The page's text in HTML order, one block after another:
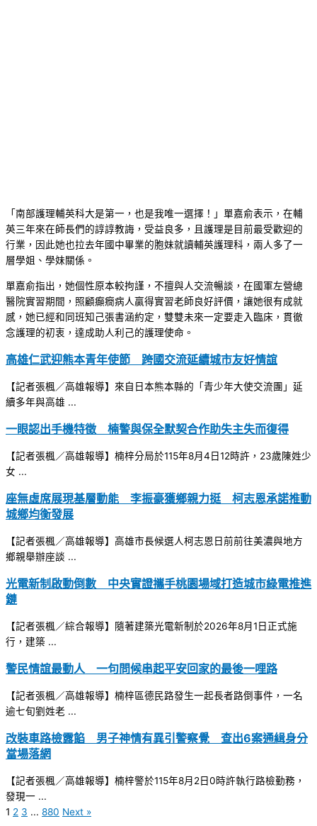
「南部護理輔英科大是第一，也是我唯一選擇！」單嘉俞表示，在輔
英三年來在師長們的諄諄教誨，受益良多，且護理是目前最受歡迎的
行業，因此她也拉去年國中畢業的胞妹就讀輔英護理科，兩人多了一
層學姐、學妹關係。
單嘉俞指出，她個性原本較拘謹，不擅與人交流暢談，在國軍左營總
醫院實習期間，照顧癲癇病人贏得實習老師良好評價，讓她很有成就
感，她已經和同班知己張書涵約定，雙雙未來一定要走入臨床，貫徹
念護理的初衷，達成助人利己的護理使命。
高雄仁武迎熊本青年使節 跨國交流延續城市友好情誼
【記者張楓／高雄報導】來自日本熊本縣的「青少年大使交流團」延
續多年與高雄 ...
一眼認出手機特徵 楠警與保全默契合作助失主失而復得
【記者張楓／高雄報導】楠梓分局於115年8月4日12時許，23歲陳姓少
女 ...
座無虛席展現基層動能 李振豪獲鄉親力挺 柯志恩承諾推動
城鄉均衡發展
【記者張楓／高雄報導】高雄市長候選人柯志恩日前前往美濃與地方
鄉親舉辦座談 ...
光電新制啟動倒數 中央實證攜手桃園場域打造城市綠電推進
鏈
【記者張楓／綜合報導】隨著建築光電新制於2026年8月1日正式施
行，建築 ...
警民情誼最動人 一句問候串起平安回家的最後一哩路
【記者張楓／高雄報導】楠梓區德民路發生一起長者路倒事件，一名
逾七旬劉姓老 ...
改裝車路檢露餡 男子神情有異引警察覺 查出6案通緝身分
當場落網
【記者張楓／高雄報導】楠梓警於115年8月2日0時許執行路檢勤務，
發現一 ...
1 2 3 ... 880 Next »